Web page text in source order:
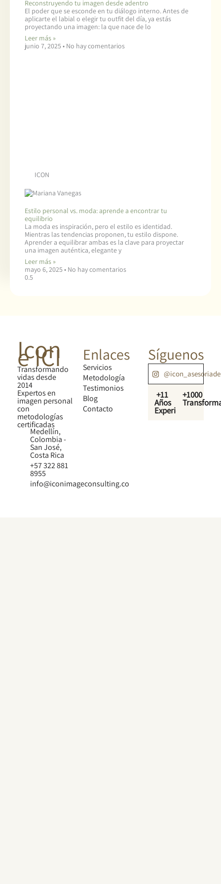
Reconstruyendo tu imagen desde adentro
El poder que se esconde en tu diálogo interno. Antes de
aplicarte el labial o elegir tu outfit del día, ya estás
proyectando una imagen: la que nace de lo
Leer más »
junio 7, 2025
No hay comentarios
ICON
Estilo personal vs. moda: aprende a encontrar tu
equilibrio
La moda es inspiración, pero el estilo es identidad.
Mientras las tendencias proponen, tu estilo dispone.
Aprender a equilibrar ambas es la clave para proyectar
una imagen auténtica, elegante y
Leer más »
mayo 6, 2025
No hay comentarios
Icon
e ICI
Transformando
vidas desde
2014
Expertos en
imagen personal
con
metodologías
certificadas
Medellín,
Colombia -
San José,
Costa Rica
+57 322 881
8955
info@iconimageconsulting.co
Enlaces
Servicios
Metodología
Testimonios
Blog
Contacto
Síguenos
+11
Años
Experiencia
+1000